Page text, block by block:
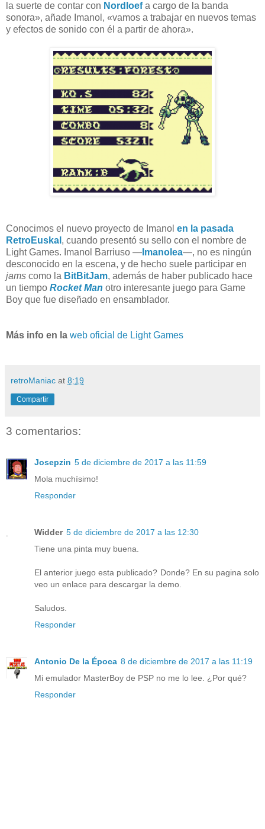
la suerte de contar con Nordloefa cargo de la banda
sonora», añade Imanol, «vamos a trabajar en nuevos temas
y efectos de sonido con él a partir de ahora».
Conocimos el nuevo proyecto de Imanol en la pasada
RetroEuskal , cuando presentó su sello con el nombre de
Light Games. Imanol Barriuso — Imanolea—, no es ningún
desconocido en la escena, y de hecho suele participar en
jams como la BitBitJam, además de haber publicado hace
un tiempo Rocket Man otro interesante juego para Game
Boy que fue diseñado en ensamblador.
Más info en la web oficial de Light Games
retroManiac at 8:19
Compartir
3 comentarios:
Josepzin 5 de diciembre de 2017 a las 11:59
Mola muchísimo!
Responder
Widder 5 de diciembre de 2017 a las 12:30
Tiene una pinta muy buena.
El anterior juego esta publicado? Donde? En su pagina solo
veo un enlace para descargar la demo.
Saludos.
Responder
Antonio De la Época 8 de diciembre de 2017 a las 11:19
Mi emulador MasterBoy de PSP no me lo lee. ¿Por qué?
Responder